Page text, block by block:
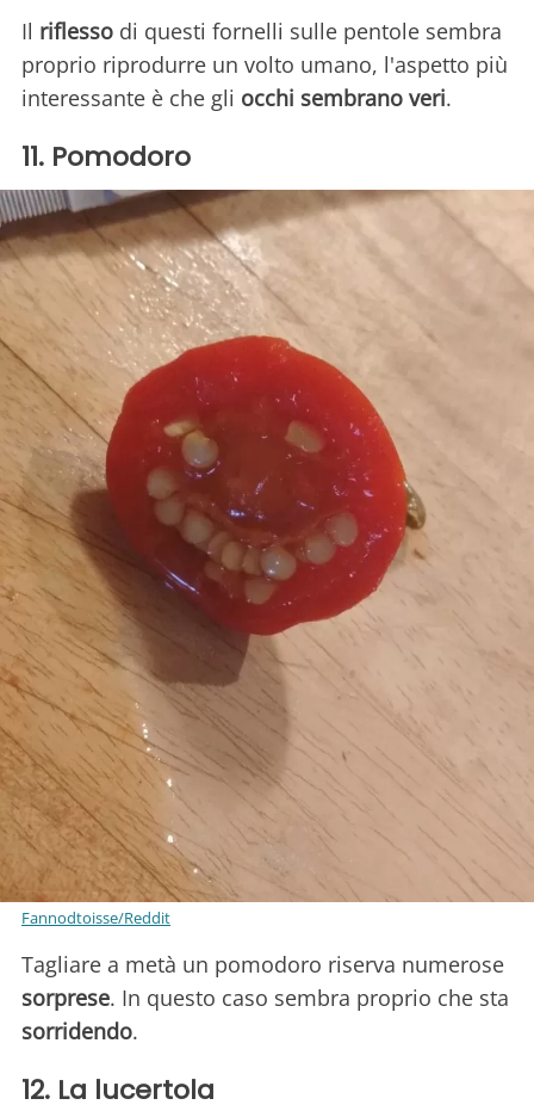
Il riflesso di questi fornelli sulle pentole sembra
proprio riprodurre un volto umano, l'aspetto più
interessante è che gli occhi sembrano veri.
11. Pomodoro
Fannodtoisse/Reddit
Tagliare a metà un pomodoro riserva numerose
sorprese. In questo caso sembra proprio che sta
sorridendo.
12. La lucertola